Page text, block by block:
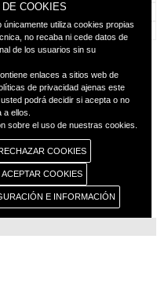
21
28 29
30
COOKIES
únicamente utiliza cookies propias
no recaba ni cede datos de
de los usuarios sin su
enlaces a sitios web de
de privacidad ajenas este
podrá decidir si acepta o no
a ellos.
sobre el uso de nuestras cookies.
COOKIES
ACEPTAR COOKIES
E INFORMACIÓN